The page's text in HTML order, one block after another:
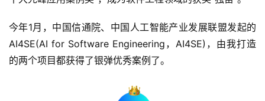
今年1月，中国信通院、中国人工智能产业发展联盟发起的
AI4SE(AI for Software Engineering，AI4SE)，由我打造
的两个项目都获得了银弹优秀案例了。